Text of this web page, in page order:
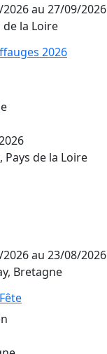
au 27/09/2026
de la Loire
2026
Pays de la Loire
au 23/08/2026
Bretagne